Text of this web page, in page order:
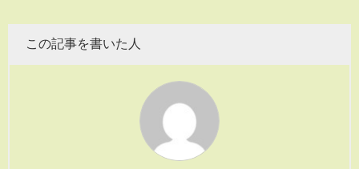
この記事を書いた人